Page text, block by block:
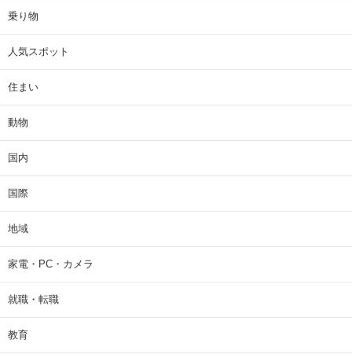
乗り物
人気スポット
住まい
動物
国内
国際
地域
家電・PC・カメラ
就職・転職
教育